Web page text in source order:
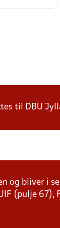
til DBU
og bliver i
(pulje